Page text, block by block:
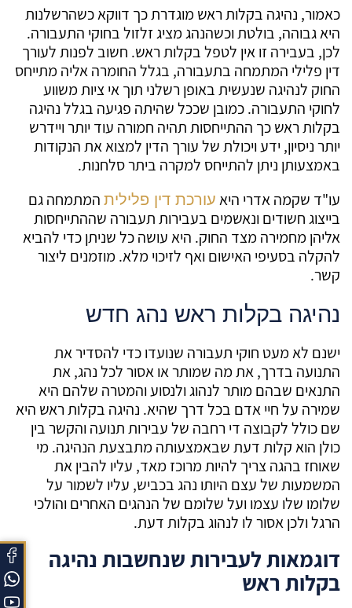
כאמור, נהיגה בקלות ראש מוגדרת כך דווקא כשהרשלנות
היא גבוהה, בולטת וכשהנהג מציג זלזול בחוקי התעבורה.
לכן, בעבירה זו אין לטפל בקלות ראש. חשוב לפנות לעורך
דין פלילי המתמחה בתעבורה, בגלל החומרה אליה מתייחס
החוק לנהיגה שנעשית באופן רשלני תוך אי ציות משווע
לחוקי התעבורה. כמובן שככל שהיתה פגיעה בגלל נהיגה
בקלות ראש כך ההתייחסות תהיה חמורה עוד יותר ויידרש
יותר ניסיון, ידע ויכולת של עורך הדין למצוא את הנקודות
באמצעותן ניתן להתייחס למקרה ביתר סלחנות.
עו"ד שקמה אדרי היא עורכת דין פלילית המתמחה גם
בייצוג חשודים ונאשמים בעבירות תעבורה שההתייחסות
אליהן מחמירה מצד החוק. היא עושה כל שניתן כדי להביא
להקלה בסעיפי האישום ואף לזיכוי מלא. מוזמנים ליצור
קשר.
נהיגה בקלות ראש נהג חדש
ישנם לא מעט חוקי תעבורה שנועדו כדי להסדיר את
התנועה בדרך, את מה שמותר או אסור לכל נהג, את
התנאים שבהם מותר לנהוג ולנסוע והמטרה שלהם היא
שמירה על חיי אדם בכל דרך שהיא. נהיגה בקלות ראש היא
שם כולל לקבוצה די רחבה של עבירות תנועה והקשר בין
כולן הוא קלות דעת שבאמצעותה מתבצעת הנהיגה. מי
שאוחז בהגה צריך להיות מרוכז מאד, עליו להבין את
המשמעות של עצם היותו נהג בכביש, עליו לשמור על
שלומו שלו עצמו ועל שלומם של הנהגים האחרים והולכי
הרגל ולכן אסור לו לנהוג בקלות דעת.
דוגמאות לעבירות שנחשבות נהיגה
בקלות ראש